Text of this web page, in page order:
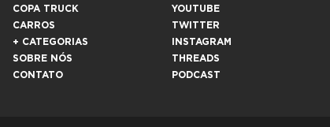
COPA TRUCK
CARROS
+ CATEGORIAS
SOBRE NÓS
CONTATO
YOUTUBE
TWITTER
INSTAGRAM
THREADS
PODCAST